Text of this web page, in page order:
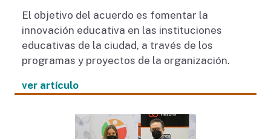
El objetivo del acuerdo es fomentar la
innovación educativa en las instituciones
educativas de la ciudad, a través de los
programas y proyectos de la organización.
ver artículo